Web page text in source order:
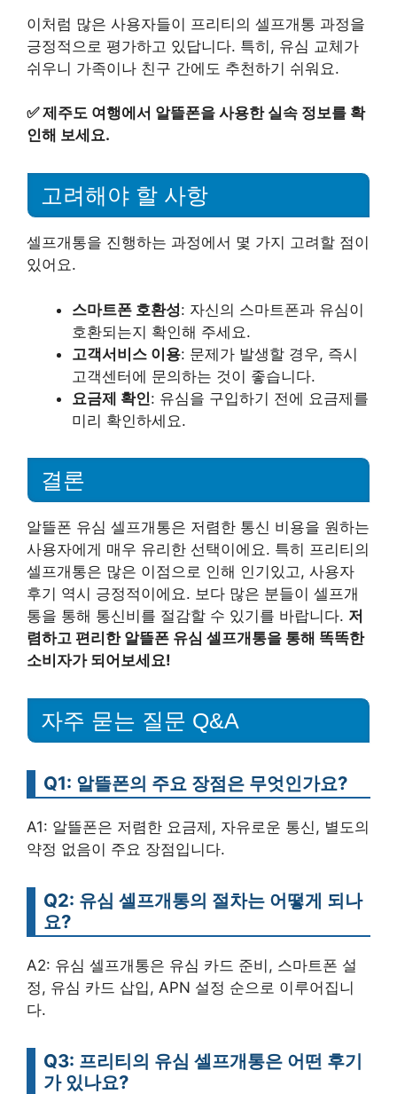
이처럼 많은 사용자들이 프리티의 셀프개통 과정을
긍정적으로 평가하고 있답니다. 특히, 유심 교체가
쉬우니 가족이나 친구 간에도 추천하기 쉬워요.
✅제주도 여행에서 알뜰폰을 사용한 실속 정보를 확
인해 보세요.
고려해야 할 사항
셀프개통을 진행하는 과정에서 몇 가지 고려할 점이
있어요.
스마트폰 호환성: 자신의 스마트폰과 유심이
호환되는지 확인해 주세요.
고객서비스 이용: 문제가 발생할 경우, 즉시
고객센터에 문의하는 것이 좋습니다.
요금제 확인: 유심을 구입하기 전에 요금제를
미리 확인하세요.
결론
알뜰폰 유심 셀프개통은 저렴한 통신 비용을 원하는
사용자에게 매우 유리한 선택이에요. 특히 프리티의
셀프개통은 많은 이점으로 인해 인기있고, 사용자
후기 역시 긍정적이에요. 보다 많은 분들이 셀프개
통을 통해 통신비를 절감할 수 있기를 바랍니다. 저
렴하고 편리한 알뜰폰 유심 셀프개통을 통해 똑똑한
소비자가 되어보세요!
자주 묻는 질문 Q&A
Q1: 알뜰폰의 주요 장점은 무엇인가요?
A1: 알뜰폰은 저렴한 요금제, 자유로운 통신, 별도의
약정 없음이 주요 장점입니다.
Q2: 유심 셀프개통의 절차는 어떻게 되나
요?
A2: 유심 셀프개통은 유심 카드 준비, 스마트폰 설
정, 유심 카드 삽입, APN 설정 순으로 이루어집니
다.
Q3: 프리티의 유심 셀프개통은 어떤 후기
가 있나요?